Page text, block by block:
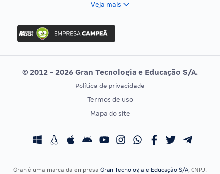
Concurso Ibama
Concurso MPU
Editais publicados
Vunesp
CONCURSOS POR PROFISSÃO
Concursos Fiscais
EXAME DE ORDEM
Calendário OAB
Veja mais
© 2012 - 2026 Gran Tecnologia e Educação S/A.
Política de privacidade
Termos de uso
Mapa do site
Gran é uma marca da empresa Gran Tecnologia e Educação S/A, CNPJ: